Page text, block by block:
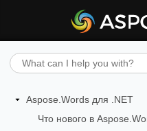
Aspose.Words для .NET
Что нового в